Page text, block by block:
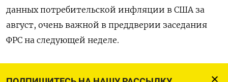
данных потребительской инфляции в США за
август, очень важной в преддверии заседания
ФРС на следующей неделе.